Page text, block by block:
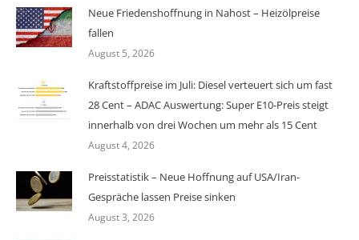
Neue Friedenshoffnung in Nahost – Heizölpreise
fallen
August 5, 2026
Kraftstoffpreise im Juli: Diesel verteuert sich um fast
28 Cent – ADAC Auswertung: Super E10-Preis steigt
innerhalb von drei Wochen um mehr als 15 Cent
August 4, 2026
Preisstatistik – Neue Hoffnung auf USA/Iran-
Gespräche lassen Preise sinken
August 3, 2026